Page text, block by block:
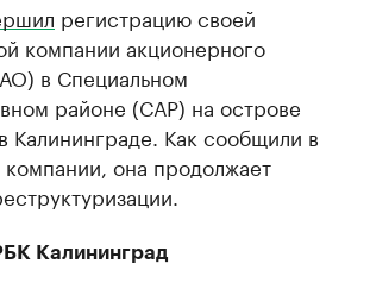
регистрацию своей
компании акционерного
в Специальном
районе (САР) на острове
Калининграде. Как сообщили в
она продолжает
Калининград